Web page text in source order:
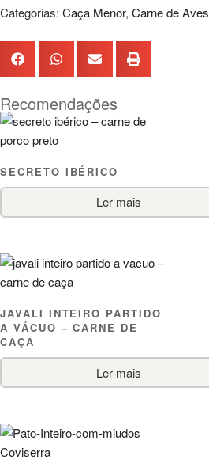
Categorias: Caça Menor, Carne de Aves
Recomendações
SECRETO IBÉRICO
Ler mais
JAVALI INTEIRO PARTIDO
A VÁCUO – CARNE DE
CAÇA
Ler mais